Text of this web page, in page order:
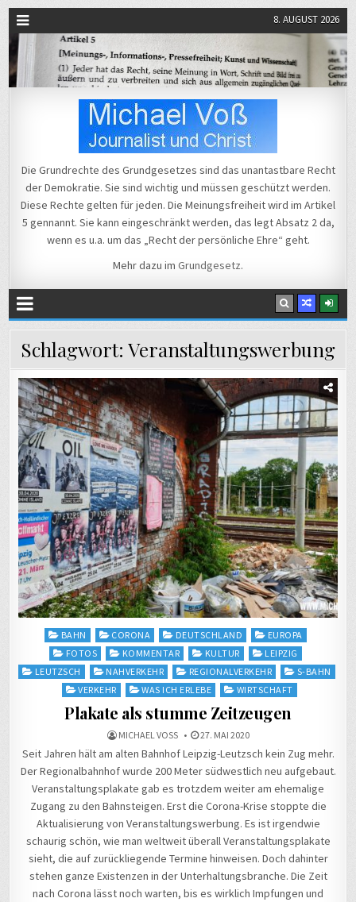
8. AUGUST 2026
Michael Voß
Die Grundrechte des Grundgesetzes sind das unantastbare Recht
der Demokratie. Sie sind wichtig und müssen geschützt werden.
Diese Rechte gelten für jeden. Die Meinungsfreiheit wird im Artikel
5 gennannt. Sie kann eingeschränkt werden, das legt Absatz 2 da,
wenn es u.a. um das „Recht der persönliche Ehre“ geht.
Mehr dazu im Grundgesetz.
Schlagwort: Veranstaltungswerbung
Posted
in
BAHN CORONA DEUTSCHLAND
EUROPA
FOTOS
KOMMENTAR KULTUR
LEIPZIG
LEUTZSCH
NAHVERKEHR REGIONALVERKEHR
S-BAHN
VERKEHR
WAS ICH ERLEBE WIRTSCHAFT
Plakate als stumme Zeitzeugen
MICHAEL VOSS 27. MAI 2020
Seit Jahren hält am alten Bahnhof Leipzig-Leutzsch kein Zug mehr.
Der Regionalbahnhof wurde 200 Meter südwestlich neu aufgebaut.
Veranstaltungsplakate gab es trotzdem weiter am ehemalige
Zugang zu den Bahnsteigen. Erst die Corona-Krise stoppte die
Aktualisierung von Veranstaltungswerbung. Es ist irgendwie
schaurig schön, wie man weltweit überall Veranstaltungsplakate
sieht, die auf zurückliegende Termine hinweisen. Doch dahinter
stehen ganze Existenzen in der Unterhaltungsbranche. Die Zeit
nach Corona lässt noch warten, bis es wirklich Impfungen und